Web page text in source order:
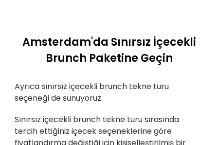
Amsterdam'da Sınırsız İçecekli
Brunch Paketine Geçin
Ayrıca sınırsız içecekli brunch tekne turu
seçeneği de sunuyoruz.
Sınırsız içecekli brunch tekne turu sırasında
tercih ettiğiniz içecek seçeneklerine göre
fiyatlandırma değiştiği için kişiselleştirilmiş bir